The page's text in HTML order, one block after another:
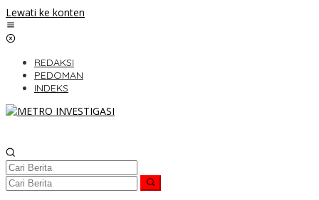
Lewati ke konten
REDAKSI
PEDOMAN
INDEKS